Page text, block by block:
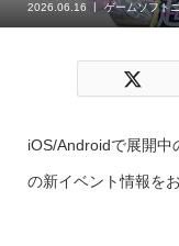
2026.06.16 ゲームソフト
iOS/Androidで展開中
の新イベント情報を